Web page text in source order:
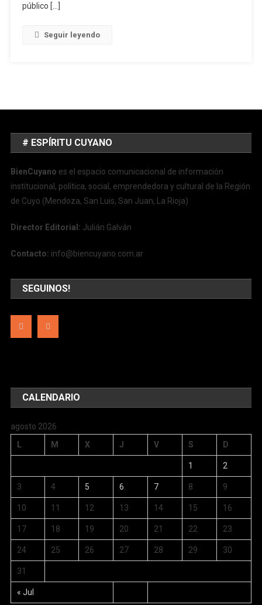
público […]
Seguir leyendo
# ESPÍRITU CUYANO
BienCuyano es el espacio comunicacional de información
institucional, política, social, emprendedora y cultural de la Región
de Cuyo (Mendoza, San Luis, San Juan, La Rioja)
Director Editorial: Julián Galván
Contacto: info@biencuyano.com.ar
SEGUINOS!
CALENDARIO
agosto 2026
L
M X J V S D
« Jul
1 2
3 4 5 6 7 8 9
10 11 12 13 14 15 16
17 18 19 20 21 22 23
24 25 26 27 28 29 30
31